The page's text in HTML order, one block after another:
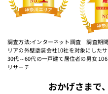
調査方法:インターネット調査 調査期
リアの外壁塗装会社10社を対象にした
30代～60代の一戸建て居住者の男女
リサーチ
おかげさまで